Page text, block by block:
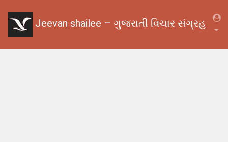
Jeevan shailee – ગુજરાતી વિચાર સંગ્રહ